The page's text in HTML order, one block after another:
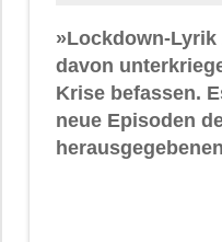
»Lockdown-
davon
Krise befassen.
neue Episoden